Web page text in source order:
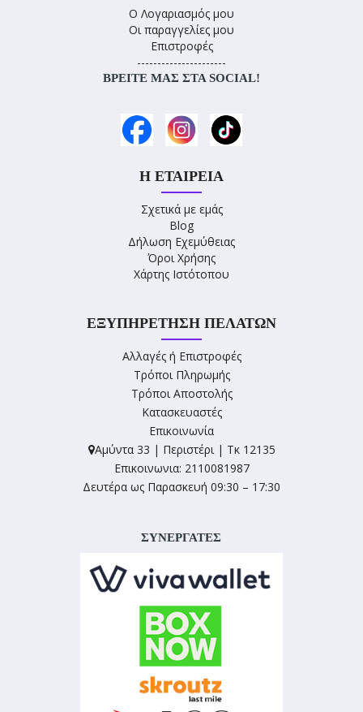
Ο Λογαριασμός μου
Οι παραγγελίες μου
Επιστροφές
----------------------
ΒΡΕΊΤΕ ΜΑΣ ΣΤΑ SOCIAL!
Η ΕΤΑΙΡΕΊΑ
Σχετικά με εμάς
Blog
Δήλωση Εχεμύθειας
Όροι Χρήσης
Χάρτης Ιστότοπου
ΕΞΥΠΗΡΈΤΗΣΗ ΠΕΛΑΤΏΝ
Αλλαγές ή Επιστροφές
Τρόποι Πληρωμής
Τρόποι Αποστολής
Κατασκευαστές
Επικοινωνία
Αμύντα 33 | Περιστέρι | Τκ 12135
Επικοινωνια: 2110081987
Δευτέρα ως Παρασκευή 09:30 – 17:30
ΣΥΝΕΡΓΑΤΕΣ